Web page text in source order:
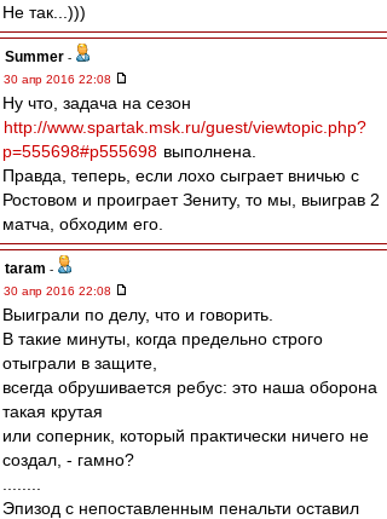
Не так...)))
Summer -
30 апр 2016 22:08
Ну что, задача на сезон
http://www.spartak.msk.ru/guest/viewtopic.php?
p=555698#p555698 выполнена.
Правда, теперь, если лохо сыграет вничью с
Ростовом и проиграет Зениту, то мы, выиграв 2
матча, обходим его.
taram -
30 апр 2016 22:08
Выиграли по делу, что и говорить.
В такие минуты, когда предельно строго
отыграли в защите,
всегда обрушивается ребус: это наша оборона
такая крутая
или соперник, который практически ничего не
создал, - гамно?
Эпизод с непоставленным пенальти оставил